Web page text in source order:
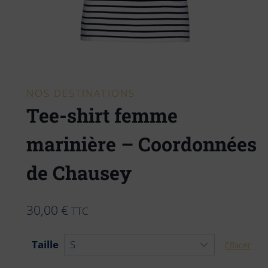
NOS DESTINATIONS
Tee-shirt femme
marinière – Coordonnées
de Chausey
30,00 € TTC
Taille Effacer